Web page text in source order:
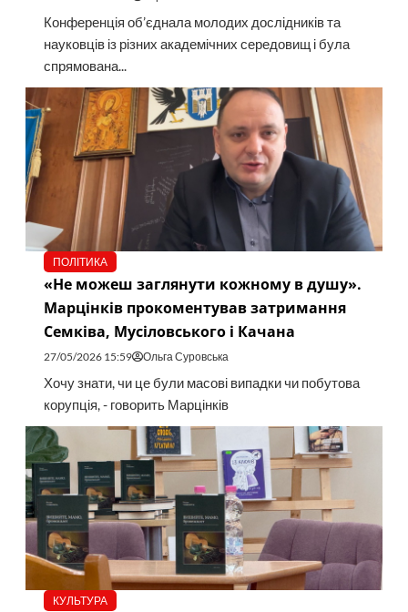
Конференція об’єднала молодих дослідників та
науковців із різних академічних середовищ і була
спрямована...
ПОЛІТИКА
«Не можеш заглянути кожному в душу».
Марцінків прокоментував затримання
Семківа, Мусіловського і Качана
27/05/2026 15:59 Ольга Суровська
Хочу знати, чи це були масові випадки чи побутова
корупція, - говорить Марцінків
КУЛЬТУРА